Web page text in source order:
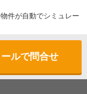
件が自動でシミュレー
ールで問合せ